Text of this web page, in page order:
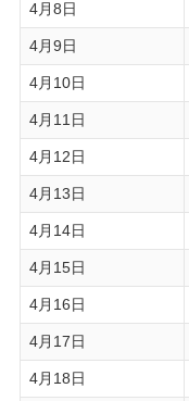
4月8日
4月9日
4月10日
4月11日
4月12日
4月13日
4月14日
4月15日
4月16日
4月17日
4月18日